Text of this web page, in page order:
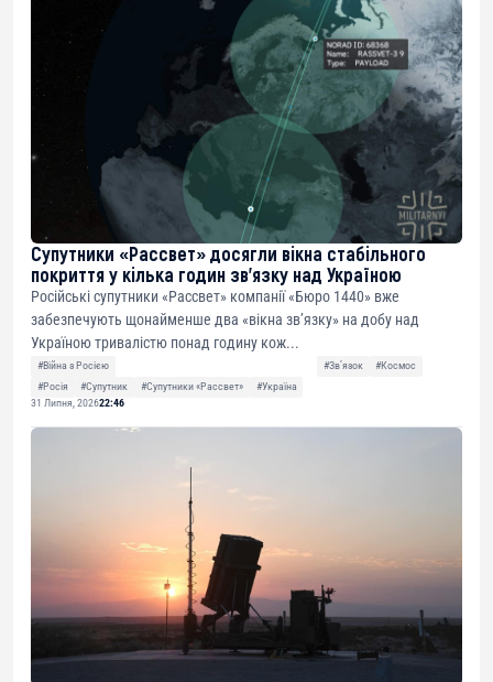
Супутники «Рассвет» досягли вікна стабільного
покриття у кілька годин зв’язку над Україною
Російські супутники «Рассвет» компанії «Бюро 1440» вже
забезпечують щонайменше два «вікна зв’язку» на добу над
Україною тривалістю понад годину кож...
#Війна з Росією #Звʼязок
#Космос
#Росія
#Супутник #Супутники «Рассвет»
#Україна
31 Липня, 202622:46